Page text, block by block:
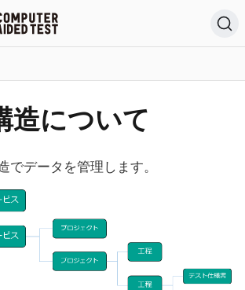
造について
でデータを管理します。